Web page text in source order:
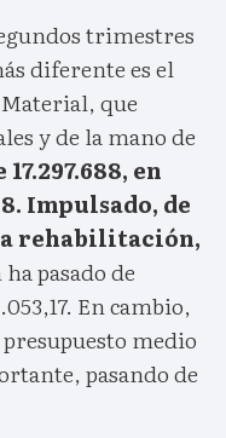
trimestres
diferente es el
que
y de la mano de
en
Impulsado, de
rehabilitación,
pasado de
En cambio,
medio
pasando de